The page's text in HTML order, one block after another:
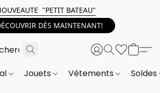
"PETIT BATEAU"
DÈS MAINTENANT!
Jouets Vêtements Soldes